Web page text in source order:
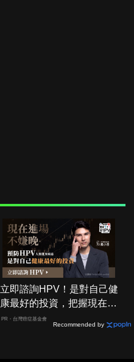
立即諮詢HPV！是對自己健
康最好的投資，把握現在不
嫌晚！
PR・台灣癌症基金會
Recommended by